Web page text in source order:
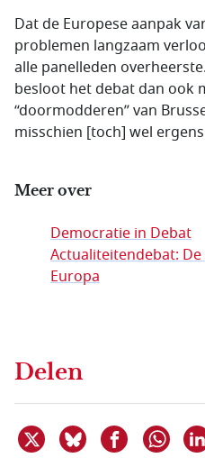
Dat de Europese aanpak
problemen langzaam
alle panelleden
besloot het debat dan ook
“doormodderen” van
misschien [toch] wel ergens
Meer over
Democratie in Debat
Actualiteitendebat:
Europa
Delen
Deel dit item op X
Deel dit item op
Deel dit
Delen